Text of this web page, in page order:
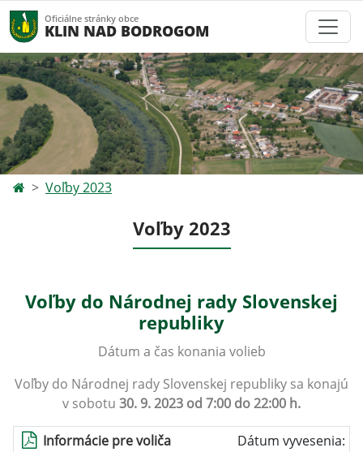
Oficiálne stránky obce
KLIN NAD BODROGOM
Voľby 2023
Voľby 2023
Voľby do Národnej rady Slovenskej
republiky
Dátum a čas konania volieb
Voľby do Národnej rady Slovenskej republiky sa konajú
v sobotu 30. 9. 2023 od 7:00 do 22:00 h.
Informácie pre voliča Dátum vyvesenia: